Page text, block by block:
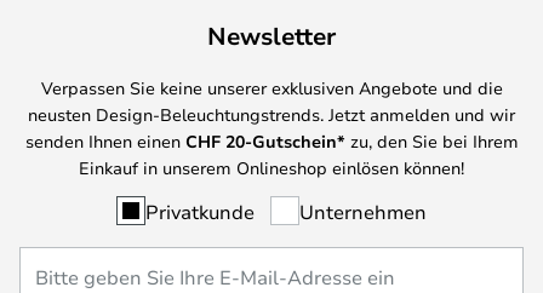
Newsletter
Verpassen Sie keine unserer exklusiven Angebote und die
neusten Design-Beleuchtungstrends. Jetzt anmelden und wir
senden Ihnen einen CHF 20-Gutschein* zu, den Sie bei Ihrem
Einkauf in unserem Onlineshop einlösen können!
Privatkunde Unternehmen